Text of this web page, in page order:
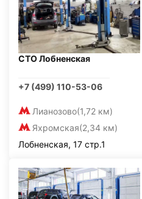
СТО Лобненская
+7 (499) 110-53-06
Лианозово(1,72 км)
Яхромская(2,34 км)
Лобненская, 17 стр.1